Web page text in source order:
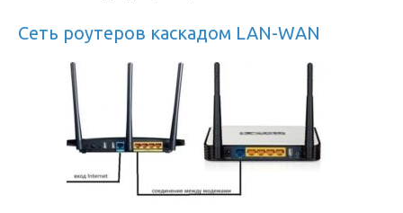
Сеть роутеров каскадом LAN-WAN